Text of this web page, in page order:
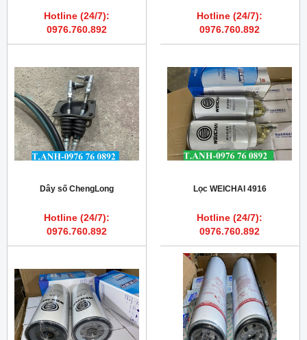
Hotline (24/7):
0976.760.892
Hotline (24/7):
0976.760.892
Dây số ChengLong
Hotline (24/7):
0976.760.892
Lọc WEICHAI 4916
Hotline (24/7):
0976.760.892